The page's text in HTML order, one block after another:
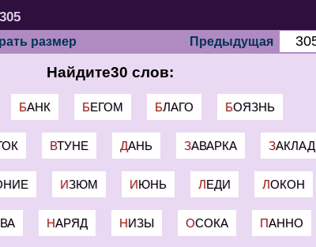
размер Предыдущая
Найдите30 слов:
БАНК БЕГОМ БЛАГО БОЯЗНЬ
ВТУНЕ ДАНЬ ЗАВАРКА ЗАКЛАД
ИЗЮМ ИЮНЬ ЛЕДИ ЛОКОН
НАРЯД НИЗЫ ОСОКА ПАННО